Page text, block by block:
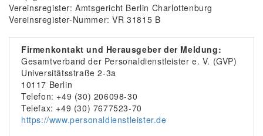
Vereinsregister: Amtsgericht Berlin Charlottenburg
Vereinsregister-Nummer: VR 31815 B
Firmenkontakt und Herausgeber der Meldung:
Gesamtverband der Personaldienstleister e. V. (GVP)
Universitätsstraße 2-3a
10117 Berlin
Telefon: +49 (30) 206098-30
Telefax: +49 (30) 7677523-70
https://www.personaldienstleister.de